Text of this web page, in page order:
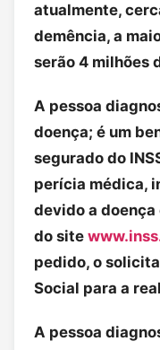
atualmente,
demência, a
serão 4 milhões
A pessoa
doença; é um
segurado do
perícia médica,
devido a
do site
pedido, o
Social para a
A pessoa